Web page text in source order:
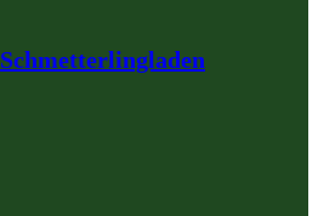
Schmetterlingladen